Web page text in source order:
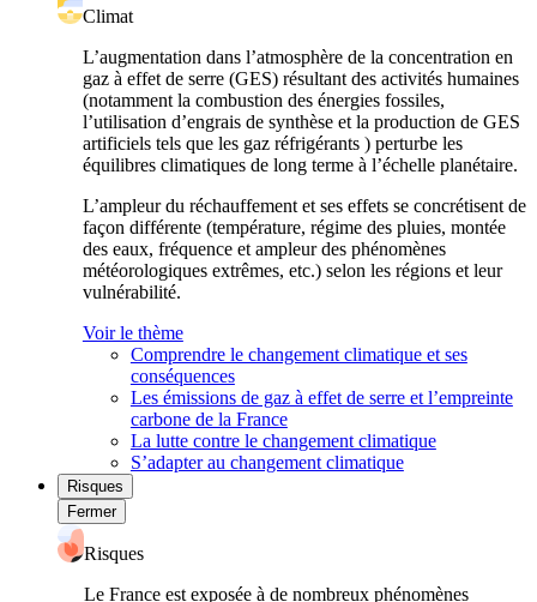
Climat
L’augmentation dans l’atmosphère de la concentration en
gaz à effet de serre (GES) résultant des activités humaines
(notamment la combustion des énergies fossiles,
l’utilisation d’engrais de synthèse et la production de GES
artificiels tels que les gaz réfrigérants ) perturbe les
équilibres climatiques de long terme à l’échelle planétaire.
L’ampleur du réchauffement et ses effets se concrétisent de
façon différente (température, régime des pluies, montée
des eaux, fréquence et ampleur des phénomènes
météorologiques extrêmes, etc.) selon les régions et leur
vulnérabilité.
Voir le thème
Comprendre le changement climatique et ses
conséquences
Les émissions de gaz à effet de serre et l’empreinte
carbone de la France
La lutte contre le changement climatique
S’adapter au changement climatique
Risques
Fermer
Risques
Le France est exposée à de nombreux phénomènes